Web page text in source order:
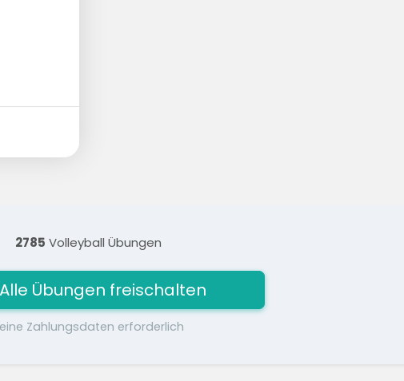
2785 Volleyball Übungen
Alle Übungen freischalten
Zahlungsdaten erforderlich